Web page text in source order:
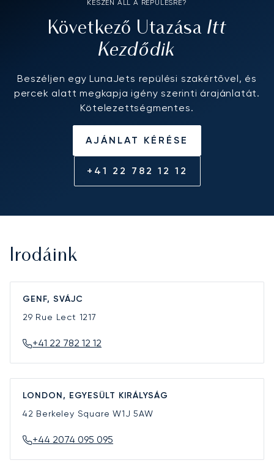
KÉSZEN ÁLL A REPÜLÉSRE?
Következő Utazása Itt
Kezdődik
Beszéljen egy LunaJets repülési szakértővel, és
percek alatt megkapja igény szerinti árajánlatát.
Kötelezettségmentes.
AJÁNLAT KÉRÉSE
+41 22 782 12 12
Irodáink
GENF, SVÁJC
29 Rue Lect 1217
+41 22 782 12 12
LONDON, EGYESÜLT KIRÁLYSÁG
42 Berkeley SquareW1J 5AW
+44 2074 095 095